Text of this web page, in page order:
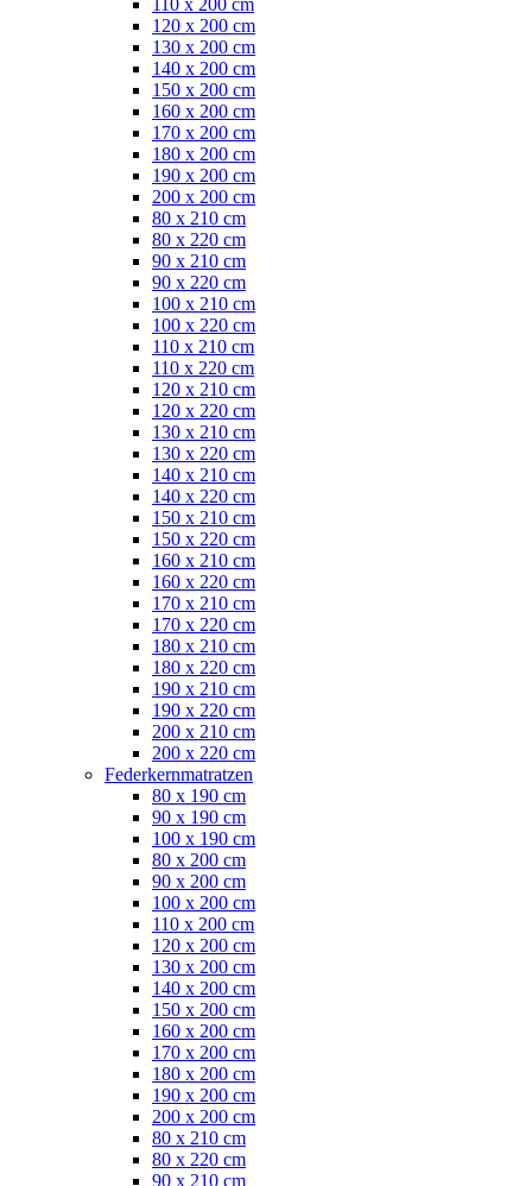
110 x 200 cm
120 x 200 cm
130 x 200 cm
140 x 200 cm
150 x 200 cm
160 x 200 cm
170 x 200 cm
180 x 200 cm
190 x 200 cm
200 x 200 cm
80 x 210 cm
80 x 220 cm
90 x 210 cm
90 x 220 cm
100 x 210 cm
100 x 220 cm
110 x 210 cm
110 x 220 cm
120 x 210 cm
120 x 220 cm
130 x 210 cm
130 x 220 cm
140 x 210 cm
140 x 220 cm
150 x 210 cm
150 x 220 cm
160 x 210 cm
160 x 220 cm
170 x 210 cm
170 x 220 cm
180 x 210 cm
180 x 220 cm
190 x 210 cm
190 x 220 cm
200 x 210 cm
200 x 220 cm
Federkernmatratzen
80 x 190 cm
90 x 190 cm
100 x 190 cm
80 x 200 cm
90 x 200 cm
100 x 200 cm
110 x 200 cm
120 x 200 cm
130 x 200 cm
140 x 200 cm
150 x 200 cm
160 x 200 cm
170 x 200 cm
180 x 200 cm
190 x 200 cm
200 x 200 cm
80 x 210 cm
80 x 220 cm
90 x 210 cm